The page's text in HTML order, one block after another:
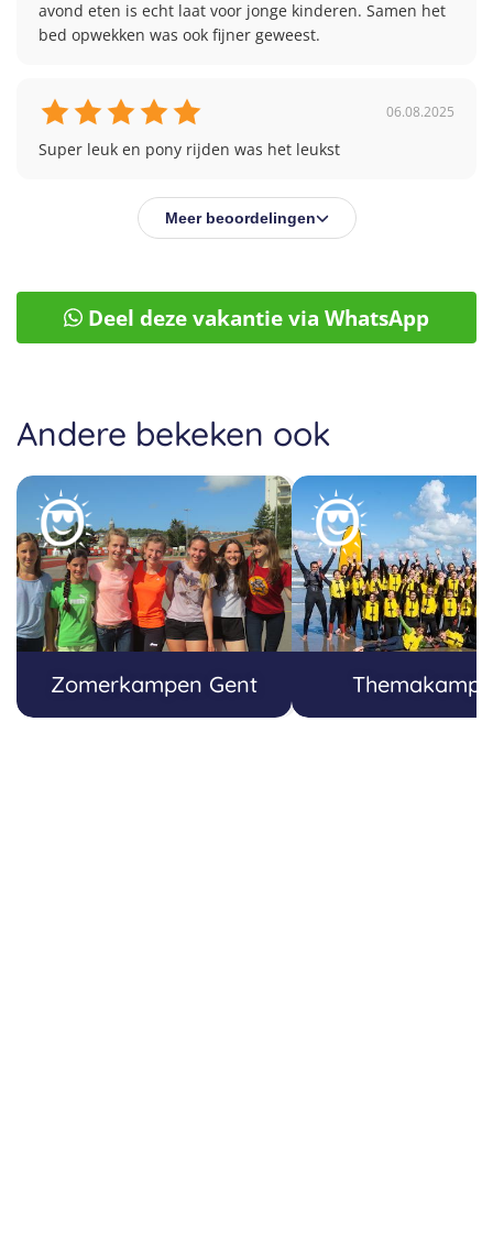
avond eten is echt laat voor jonge kinderen. Samen het
bed opwekken was ook fijner geweest.
06.08.2025
Super leuk en pony rijden was het leukst
Meer beoordelingen
Deel deze vakantie via WhatsApp
Andere bekeken ook
Zomerkampen Gent